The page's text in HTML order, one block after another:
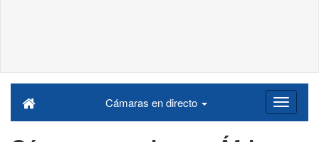
Cámaras en directo